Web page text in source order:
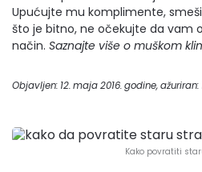
Upućujte mu komplimente,
što je bitno, ne očekujte da vam
način. Saznajte više o muškom
Objavljen: 12. maja 2016. godine,
Kako povratiti